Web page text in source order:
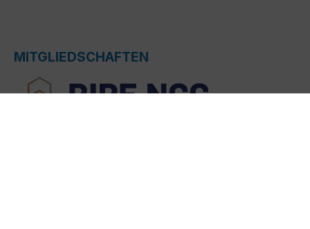
MITGLIEDSCHAFTEN